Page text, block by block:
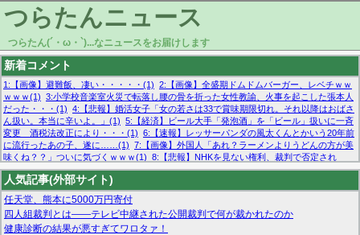
つらたんニュース
つらたん(´・ω・`)...なニュースをお届けします
新着コメント
1:【画像】避難飯、凄い・・・・・(1) 2:【画像】全盛期ドムドムバーガー、レベチｗｗ
ｗｗｗ(1) 3:小学校音楽室火災で転落し腰の骨を折った女性教諭、火事を起こした張本人
だった・・・(1) 4:【悲報】婚活女子「女の若さは33で賞味期限切れ。それ以降はおばさ
ん扱い。本当に辛いよ。」(1) 5:【経済】ビール大手「発泡酒」を「ビール」扱いに一斉
変更 酒税法改正により・・・(1) 6:【速報】レッサーパンダの風太くんとかいう20年前
に流行ったあの子、遂に……(1) 7:【画像】外国人「あれ？ラーメンよりうどんの方が美
味くね？？」ついに気づくｗｗｗ(1) 8:【悲報】NHKを見ない権利、裁判で否定され
る・・・(1) 9:欧州委員長「原発縮小は間違いでした」(1) 10:【悲報】日本企業の人手不
足、限界突破 52%「正社員も足りてません…」(1)
人気記事(外部サイト)
任天堂、熊本に5000万円寄付
四人組裁判とは——テレビ中継された公開裁判で何が裁かれたのか
健康診断の結果が悪すぎてワロタァ！